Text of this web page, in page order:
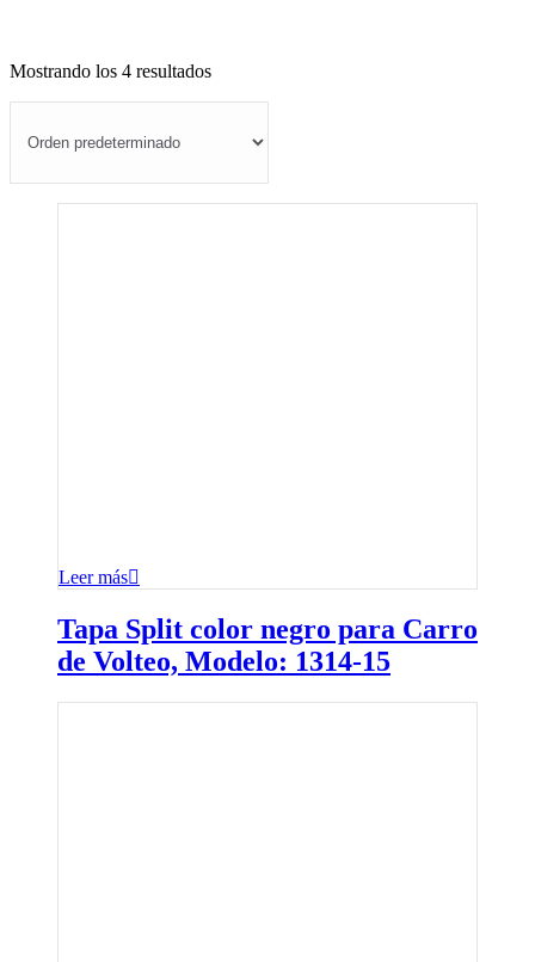
Mostrando los 4 resultados
Leer más
Tapa Split color negro para Carro
de Volteo, Modelo: 1314-15